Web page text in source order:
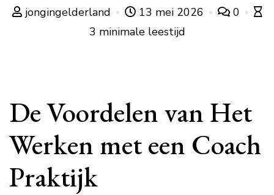
jongingelderland 13 mei 2026
0
3 minimale leestijd
De Voordelen van Het
Werken met een Coach
Praktijk